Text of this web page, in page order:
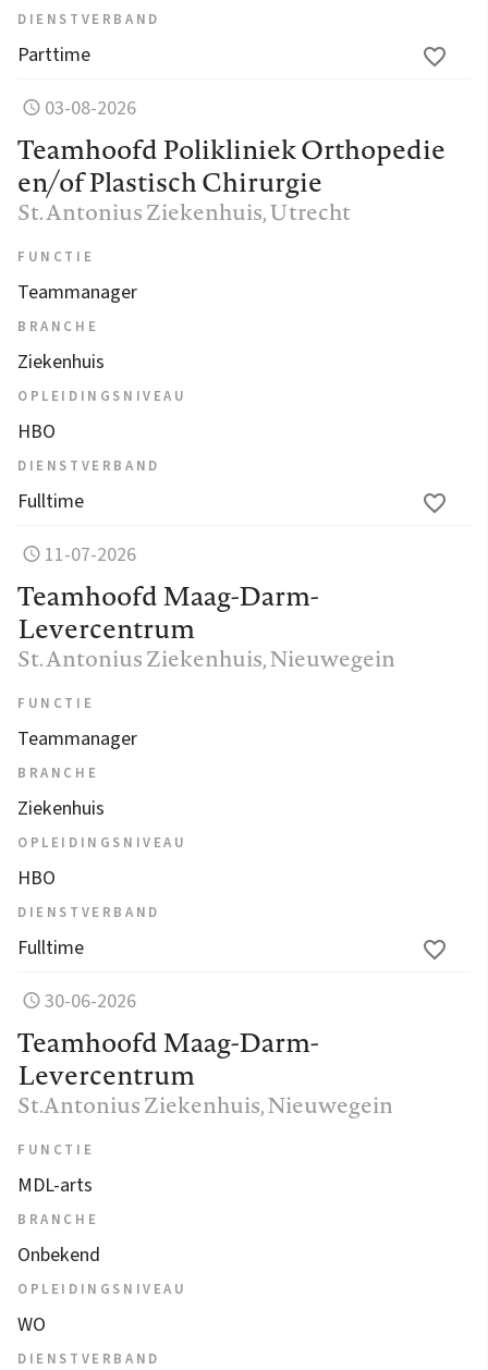
DIENSTVERBAND
Parttime
03-08-2026
Teamhoofd Polikliniek Orthopedie
en/of Plastisch Chirurgie
St. Antonius Ziekenhuis, Utrecht
FUNCTIE
Teammanager
BRANCHE
Ziekenhuis
OPLEIDINGSNIVEAU
HBO
DIENSTVERBAND
Fulltime
11-07-2026
Teamhoofd Maag-Darm-
Levercentrum
St. Antonius Ziekenhuis, Nieuwegein
FUNCTIE
Teammanager
BRANCHE
Ziekenhuis
OPLEIDINGSNIVEAU
HBO
DIENSTVERBAND
Fulltime
30-06-2026
Teamhoofd Maag-Darm-
Levercentrum
St.Antonius Ziekenhuis, Nieuwegein
FUNCTIE
MDL-arts
BRANCHE
Onbekend
OPLEIDINGSNIVEAU
WO
DIENSTVERBAND